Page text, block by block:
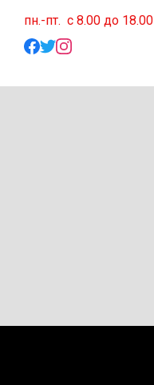
пн.-пт. с 8.00 до 18.00